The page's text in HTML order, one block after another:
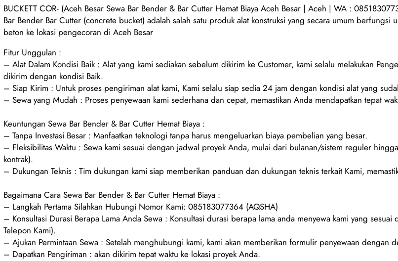
BUCKETT COR- (Aceh Besar Sewa Bar Bender & Bar Cutter Hemat Biaya Aceh Besar | Aceh | WA :
Bar Bender Bar Cutter (concrete bucket) adalah salah satu produk alat konstruksi yang secara umum
beton ke lokasi pengecoran di Aceh Besar
Fitur Unggulan :
– Alat Dalam Kondisi Baik : Alat yang kami sediakan sebelum dikirim ke Customer, kami selalu melakukan
dikirim dengan kondisi Baik.
– Siap Kirim : Untuk proses pengiriman alat kami, Kami selalu siap sedia 24 jam dengan kondisi alat yang
– Sewa yang Mudah : Proses penyewaan kami sederhana dan cepat, memastikan Anda mendapatkan tepat
Keuntungan Sewa Bar Bender & Bar Cutter Hemat Biaya :
– Tanpa Investasi Besar : Manfaatkan teknologi tanpa harus mengeluarkan biaya pembelian yang besar.
– Fleksibilitas Waktu : Sewa kami sesuai dengan jadwal proyek Anda, mulai dari bulanan/sistem reguler
kontrak).
– Dukungan Teknis : Tim dukungan kami siap memberikan panduan dan dukungan teknis terkait Kami,
Bagaimana Cara Sewa Bar Bender & Bar Cutter Hemat Biaya :
– Langkah Pertama Silahkan Hubungi Nomor Kami: 085183077364 (AQSHA)
– Konsultasi Durasi Berapa Lama Anda Sewa : Konsultasi durasi berapa lama anda menyewa kami yang
Telepon Kami).
– Ajukan Permintaan Sewa : Setelah menghubungi kami, kami akan memberikan formulir penyewaan dengan
– Dapatkan Pengiriman : akan dikirim tepat waktu ke lokasi proyek Anda.